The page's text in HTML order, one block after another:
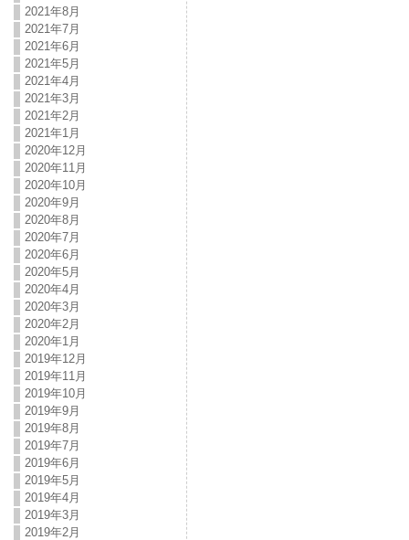
2021年8月
2021年7月
2021年6月
2021年5月
2021年4月
2021年3月
2021年2月
2021年1月
2020年12月
2020年11月
2020年10月
2020年9月
2020年8月
2020年7月
2020年6月
2020年5月
2020年4月
2020年3月
2020年2月
2020年1月
2019年12月
2019年11月
2019年10月
2019年9月
2019年8月
2019年7月
2019年6月
2019年5月
2019年4月
2019年3月
2019年2月